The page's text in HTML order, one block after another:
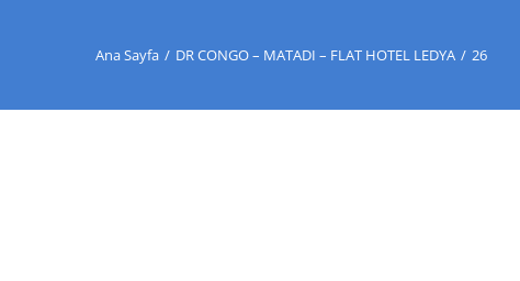
Ana Sayfa / DR CONGO – MATADI – FLAT HOTEL LEDYA / 26